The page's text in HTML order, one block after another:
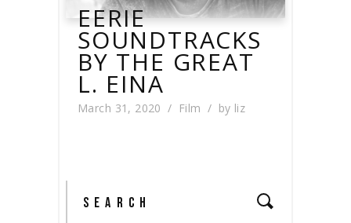
EERIE
SOUNDTRACKS
BY THE GREAT
L. EINA
March 31, 2020 Film by liz